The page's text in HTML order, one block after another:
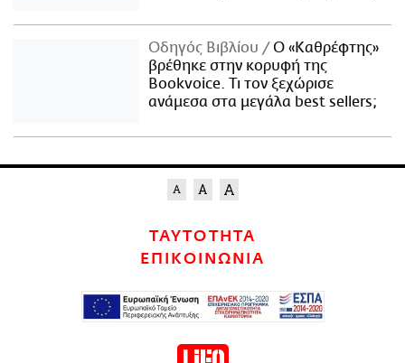
Οδηγός Βιβλίου
Ο «Καθρέφτης»
βρέθηκε στην κορυφή της
Bookvoice. Τι τον ξεχώρισε
ανάμεσα στα μεγάλα best sellers;
ΤΑΥΤΟΤΗΤΑ
ΕΠΙΚΟΙΝΩΝΙΑ